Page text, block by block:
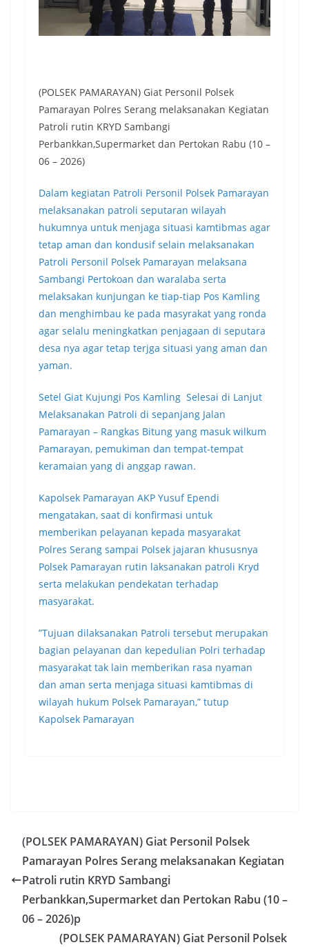
(POLSEK PAMARAYAN) Giat Personil Polsek
Pamarayan Polres Serang melaksanakan Kegiatan
Patroli rutin KRYD Sambangi
Perbankkan,Supermarket dan Pertokan Rabu (10 –
06 – 2026)
Dalam kegiatan Patroli Personil Polsek Pamarayan
melaksanakan patroli seputaran wilayah
hukumnya untuk menjaga situasi kamtibmas agar
tetap aman dan kondusif selain melaksanakan
Patroli Personil Polsek Pamarayan melaksana
Sambangi Pertokoan dan waralaba serta
melaksakan kunjungan ke tiap-tiap Pos Kamling
dan menghimbau ke pada masyrakat yang ronda
agar selalu meningkatkan penjagaan di seputara
desa nya agar tetap terjga situasi yang aman dan
yaman.
Setel Giat Kujungi Pos Kamling Selesai di Lanjut
Melaksanakan Patroli di sepanjang Jalan
Pamarayan – Rangkas Bitung yang masuk wilkum
Pamarayan, pemukiman dan tempat-tempat
keramaian yang di anggap rawan.
Kapolsek Pamarayan AKP Yusuf Ependi
mengatakan, saat di konfirmasi untuk
memberikan pelayanan kepada masyarakat
Polres Serang sampai Polsek jajaran khususnya
Polsek Pamarayan rutin laksanakan patroli Kryd
serta melakukan pendekatan terhadap
masyarakat.
”Tujuan dilaksanakan Patroli tersebut merupakan
bagian pelayanan dan kepedulian Polri terhadap
masyarakat tak lain memberikan rasa nyaman
dan aman serta menjaga situasi kamtibmas di
wilayah hukum Polsek Pamarayan,” tutup
Kapolsek Pamarayan
(POLSEK PAMARAYAN) Giat Personil Polsek
Pamarayan Polres Serang melaksanakan Kegiatan
Patroli rutin KRYD Sambangi
Perbankkan,Supermarket dan Pertokan Rabu (10 –
06 – 2026)p
(POLSEK PAMARAYAN) Giat Personil Polsek